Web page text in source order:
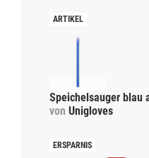
Speichelsauger blau
von Unigloves